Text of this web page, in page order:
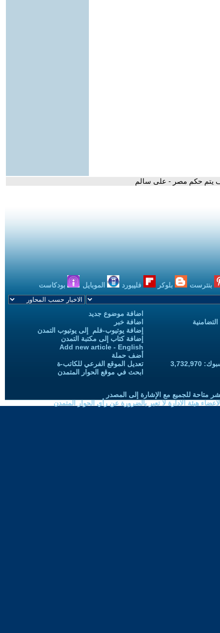
يتم حكم مصر - على سالم
بنترست بلوكر فليبورد الموبايل بودكاست
اضافة موضوع جديد
اضافة خبر
إضافة يوتيوب-فلم إلى يوتيوب التمدن
إضافة كتاب إلى مكتبة التمدن
Add new article - English
أضف حملة
تعديل الموقع الفرعي للكاتب-ة
ابحث في موقع الحوار المتمدن
متاحة للجميع مع الإشارة إلى المصدر
هيئة الادارة لا تعبر بالضرورة عن رأي الحوار المتمدن